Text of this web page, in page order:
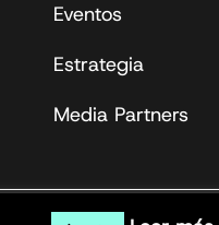
Eventos
Estrategia
Media Partners